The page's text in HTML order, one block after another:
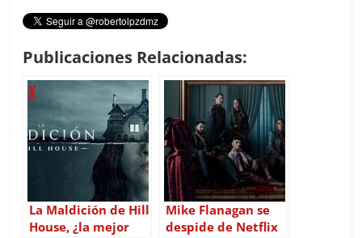
Publicaciones Relacionadas:
La Maldición de Hill
House, ¿la mejor
Mike Flanagan se
despide de Netflix